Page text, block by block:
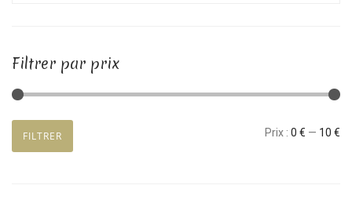
Filtrer par prix
Prix
min
Prix
max
FILTRER Prix : 0 € — 10 €